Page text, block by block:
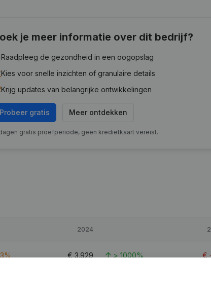
je meer informatie over dit bedrijf?
Raadpleeg de gezondheid in een oogopslag
Kies voor snelle inzichten of granulaire details
Krijg updates van belangrijke ontwikkelingen
Probeer gratis Meer ontdekken
gratis proefperiode, geen kredietkaart vereist.
2024
€ 3.929 > 1000% €